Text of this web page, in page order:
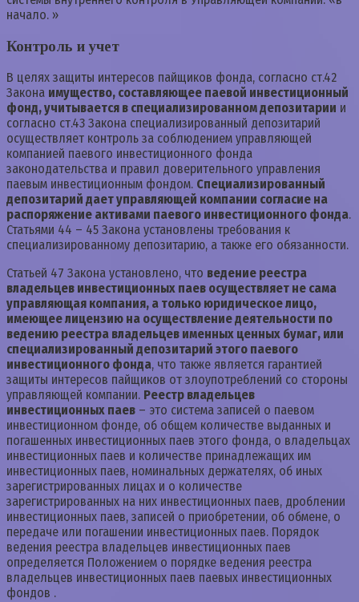
начало. »
Контроль и учет
В целях защиты интересов пайщиков фонда, согласно ст.42
Закона имущество, составляющее паевой инвестиционный
фонд, учитывается в специализированном депозитарии и
согласно ст.43 Закона специализированный депозитарий
осуществляет контроль за соблюдением управляющей
компанией паевого инвестиционного фонда
законодательства и правил доверительного управления
паевым инвестиционным фондом. Специализированный
депозитарий дает управляющей компании согласие на
распоряжение активами паевого инвестиционного фонда.
Статьями 44 – 45 Закона установлены требования к
специализированному депозитарию, а также его обязанности.
Статьей 47 Закона установлено, что ведение реестра
владельцев инвестиционных паев осуществляет не сама
управляющая компания, а только юридическое лицо,
имеющее лицензию на осуществление деятельности по
ведению реестра владельцев именных ценных бумаг, или
специализированный депозитарий этого паевого
инвестиционного фонда, что также является гарантией
защиты интересов пайщиков от злоупотреблений со стороны
управляющей компании. Реестр владельцев
инвестиционных паев – это система записей о паевом
инвестиционном фонде, об общем количестве выданных и
погашенных инвестиционных паев этого фонда, о владельцах
инвестиционных паев и количестве принадлежащих им
инвестиционных паев, номинальных держателях, об иных
зарегистрированных лицах и о количестве
зарегистрированных на них инвестиционных паев, дроблении
инвестиционных паев, записей о приобретении, об обмене, о
передаче или погашении инвестиционных паев. Порядок
ведения реестра владельцев инвестиционных паев
определяется Положением о порядке ведения реестра
владельцев инвестиционных паев паевых инвестиционных
фондов .